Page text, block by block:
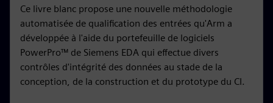
Ce livre blanc propose une nouvelle méthodologie
automatisée de qualification des entrées qu'Arm a
développée à l'aide du portefeuille de logiciels
PowerPro™ de Siemens EDA qui effectue divers
contrôles d'intégrité des données au stade de la
conception, de la construction et du prototype du CI.